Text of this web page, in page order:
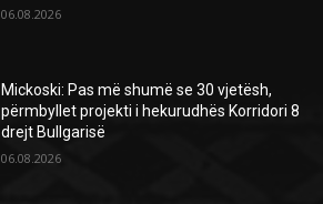
06.08.2026
Mickoski: Pas më shumë se 30 vjetësh,
përmbyllet projekti i hekurudhës Korridori 8
drejt Bullgarisë
06.08.2026